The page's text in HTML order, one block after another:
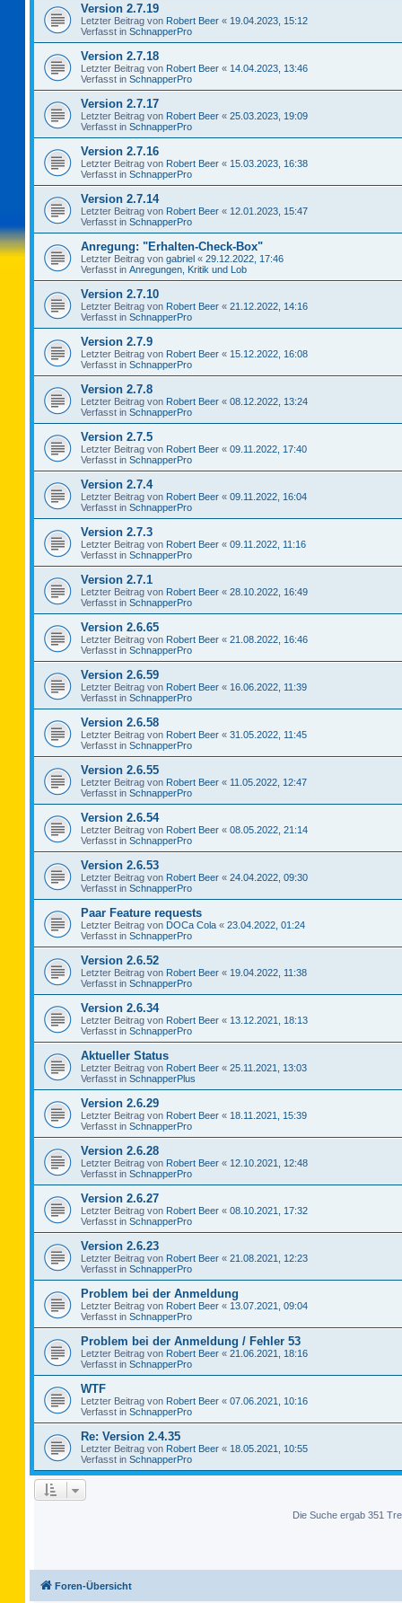
Version 2.7.19
Letzter Beitrag von Robert Beer « 19.04.2023, 15:12
Verfasst in SchnapperPro
Version 2.7.18
Letzter Beitrag von Robert Beer « 14.04.2023, 13:46
Verfasst in SchnapperPro
Version 2.7.17
Letzter Beitrag von Robert Beer « 25.03.2023, 19:09
Verfasst in SchnapperPro
Version 2.7.16
Letzter Beitrag von Robert Beer « 15.03.2023, 16:38
Verfasst in SchnapperPro
Version 2.7.14
Letzter Beitrag von Robert Beer « 12.01.2023, 15:47
Verfasst in SchnapperPro
Anregung: "Erhalten-Check-Box"
Letzter Beitrag von gabriel « 29.12.2022, 17:46
Verfasst in Anregungen, Kritik und Lob
Version 2.7.10
Letzter Beitrag von Robert Beer « 21.12.2022, 14:16
Verfasst in SchnapperPro
Version 2.7.9
Letzter Beitrag von Robert Beer « 15.12.2022, 16:08
Verfasst in SchnapperPro
Version 2.7.8
Letzter Beitrag von Robert Beer « 08.12.2022, 13:24
Verfasst in SchnapperPro
Version 2.7.5
Letzter Beitrag von Robert Beer « 09.11.2022, 17:40
Verfasst in SchnapperPro
Version 2.7.4
Letzter Beitrag von Robert Beer « 09.11.2022, 16:04
Verfasst in SchnapperPro
Version 2.7.3
Letzter Beitrag von Robert Beer « 09.11.2022, 11:16
Verfasst in SchnapperPro
Version 2.7.1
Letzter Beitrag von Robert Beer « 28.10.2022, 16:49
Verfasst in SchnapperPro
Version 2.6.65
Letzter Beitrag von Robert Beer « 21.08.2022, 16:46
Verfasst in SchnapperPro
Version 2.6.59
Letzter Beitrag von Robert Beer « 16.06.2022, 11:39
Verfasst in SchnapperPro
Version 2.6.58
Letzter Beitrag von Robert Beer « 31.05.2022, 11:45
Verfasst in SchnapperPro
Version 2.6.55
Letzter Beitrag von Robert Beer « 11.05.2022, 12:47
Verfasst in SchnapperPro
Version 2.6.54
Letzter Beitrag von Robert Beer « 08.05.2022, 21:14
Verfasst in SchnapperPro
Version 2.6.53
Letzter Beitrag von Robert Beer « 24.04.2022, 09:30
Verfasst in SchnapperPro
Paar Feature requests
Letzter Beitrag von DOCa Cola « 23.04.2022, 01:24
Verfasst in SchnapperPro
Version 2.6.52
Letzter Beitrag von Robert Beer « 19.04.2022, 11:38
Verfasst in SchnapperPro
Version 2.6.34
Letzter Beitrag von Robert Beer « 13.12.2021, 18:13
Verfasst in SchnapperPro
Aktueller Status
Letzter Beitrag von Robert Beer « 25.11.2021, 13:03
Verfasst in SchnapperPlus
Version 2.6.29
Letzter Beitrag von Robert Beer « 18.11.2021, 15:39
Verfasst in SchnapperPro
Version 2.6.28
Letzter Beitrag von Robert Beer « 12.10.2021, 12:48
Verfasst in SchnapperPro
Version 2.6.27
Letzter Beitrag von Robert Beer « 08.10.2021, 17:32
Verfasst in SchnapperPro
Version 2.6.23
Letzter Beitrag von Robert Beer « 21.08.2021, 12:23
Verfasst in SchnapperPro
Problem bei der Anmeldung
Letzter Beitrag von Robert Beer « 13.07.2021, 09:04
Verfasst in SchnapperPro
Problem bei der Anmeldung / Fehler 53
Letzter Beitrag von Robert Beer « 21.06.2021, 18:16
Verfasst in SchnapperPro
WTF
Letzter Beitrag von Robert Beer « 07.06.2021, 10:16
Verfasst in SchnapperPro
Re: Version 2.4.35
Letzter Beitrag von Robert Beer « 18.05.2021, 10:55
Verfasst in SchnapperPro
Die Suche ergab 351
Foren-Übersicht